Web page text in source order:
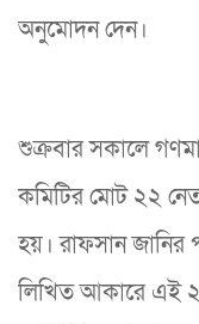
অনুমোদন দেন।
শুক্রবার সকালে
কমিটির মোট ২২
হয়। রাফসান জানির
লিখিত আকারে এই